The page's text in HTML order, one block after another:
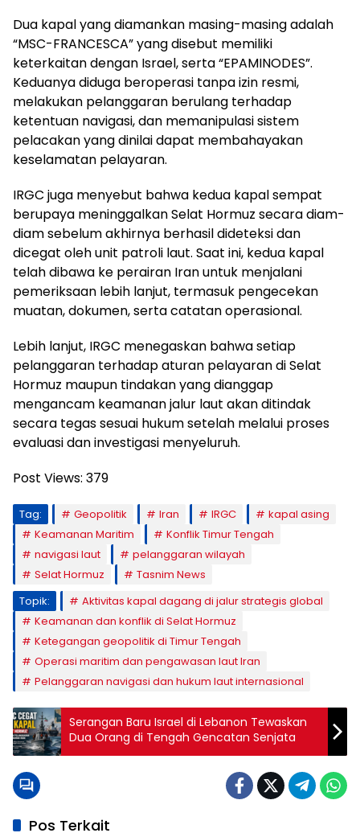
Dua kapal yang diamankan masing-masing adalah
“MSC-FRANCESCA” yang disebut memiliki
keterkaitan dengan Israel, serta “EPAMINODES”.
Keduanya diduga beroperasi tanpa izin resmi,
melakukan pelanggaran berulang terhadap
ketentuan navigasi, dan memanipulasi sistem
pelacakan yang dinilai dapat membahayakan
keselamatan pelayaran.
IRGC juga menyebut bahwa kedua kapal sempat
berupaya meninggalkan Selat Hormuz secara diam-
diam sebelum akhirnya berhasil dideteksi dan
dicegat oleh unit patroli laut. Saat ini, kedua kapal
telah dibawa ke perairan Iran untuk menjalani
pemeriksaan lebih lanjut, termasuk pengecekan
muatan, dokumen, serta catatan operasional.
Lebih lanjut, IRGC menegaskan bahwa setiap
pelanggaran terhadap aturan pelayaran di Selat
Hormuz maupun tindakan yang dianggap
mengancam keamanan jalur laut akan ditindak
secara tegas sesuai hukum setelah melalui proses
evaluasi dan investigasi menyeluruh.
Post Views: 379
Tag: Geopolitik Iran IRGC
kapal asing
Keamanan Maritim
Konflik Timur Tengah
navigasi laut
pelanggaran wilayah
Selat Hormuz
Tasnim News
Topik:
Aktivitas kapal dagang di jalur strategis global
Keamanan dan konflik di Selat Hormuz
Ketegangan geopolitik di Timur Tengah
Operasi maritim dan pengawasan laut Iran
Pelanggaran navigasi dan hukum laut internasional
Serangan Baru Israel di Lebanon Tewaskan
Dua Orang di Tengah Gencatan Senjata
Pos Terkait